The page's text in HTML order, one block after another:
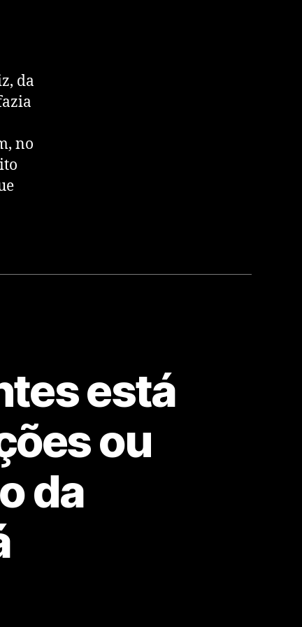
da
no
está
ou
da